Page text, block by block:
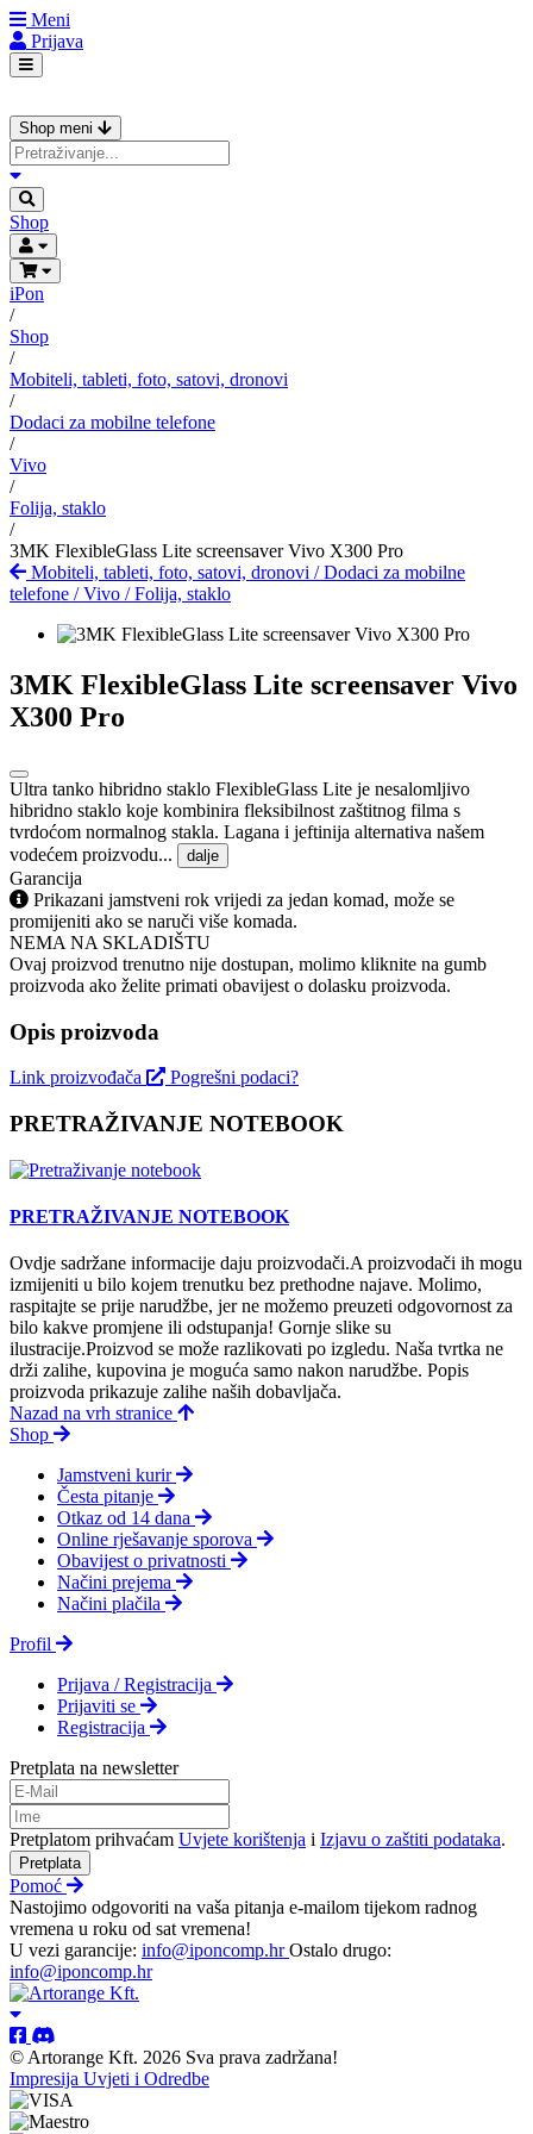
Meni
Prijava
Shop meni
Shop
iPon
/
Shop
/
Mobiteli, tableti, foto, satovi, dronovi
/
Dodaci za mobilne telefone
/
Vivo
/
Folija, staklo
/
3MK FlexibleGlass Lite screensaver Vivo X300 Pro
Mobiteli, tableti, foto, satovi, dronovi /Dodaci za mobilne
telefone /Vivo /Folija, staklo
3MK FlexibleGlass Lite screensaver Vivo
X300 Pro
Ultra tanko hibridno staklo FlexibleGlass Lite je nesalomljivo
hibridno staklo koje kombinira fleksibilnost zaštitnog filma s
tvrdoćom normalnog stakla. Lagana i jeftinija alternativa našem
vodećem proizvodu...
dalje
Garancija
Prikazani jamstveni rok vrijedi za jedan komad, može se
promijeniti ako se naruči više komada.
NEMA NA SKLADIŠTU
Ovaj proizvod trenutno nije dostupan, molimo kliknite na gumb
proizvoda ako želite primati obavijest o dolasku proizvoda.
Opis proizvoda
Link proizvođača Pogrešni podaci?
PRETRAŽIVANJE NOTEBOOK
PRETRAŽIVANJE NOTEBOOK
Ovdje sadržane informacije daju proizvodači.A proizvodači ih mogu
izmijeniti u bilo kojem trenutku bez prethodne najave. Molimo,
raspitajte se prije narudžbe, jer ne možemo preuzeti odgovornost za
bilo kakve promjene ili odstupanja! Gornje slike su
ilustracije.Proizvod se može razlikovati po izgledu. Naša tvrtka ne
drži zalihe, kupovina je moguća samo nakon narudžbe. Popis
proizvoda prikazuje zalihe naših dobavljača.
Nazad na vrh stranice
Shop
Jamstveni kurir
Česta pitanje
Otkaz od 14 dana
Online rješavanje sporova
Obavijest o privatnosti
Načini prejema
Načini plačila
Profil
Prijava / Registracija
Prijaviti se
Registracija
Pretplata na newsletter
Pretplatom prihvaćam Uvjete korištenja i Izjavu o zaštiti podataka.
Pretplata
Pomoć
Nastojimo odgovoriti na vaša pitanja e-mailom tijekom radnog
vremena u roku od sat vremena!
U vezi garancije: info@iponcomp.hrOstalo drugo:
info@iponcomp.hr
© Artorange Kft. 2026 Sva prava zadržana!
Impresija Uvjeti i Odredbe